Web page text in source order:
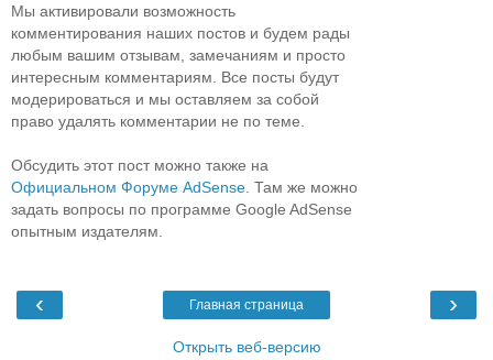
Мы активировали возможность
комментирования наших постов и будем рады
любым вашим отзывам, замечаниям и просто
интересным комментариям. Все посты будут
модерироваться и мы оставляем за собой
право удалять комментарии не по теме.
Обсудить этот пост можно также на
Официальном Форуме AdSense . Там же можно
задать вопросы по программе Google AdSense
опытным издателям.
‹ ›
Главная страница
Открыть веб-версию